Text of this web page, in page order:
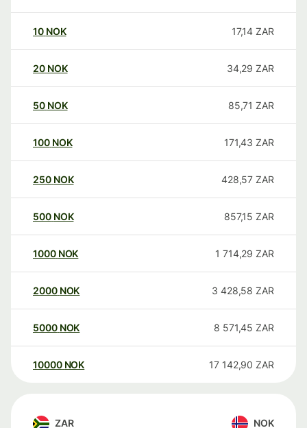
10 NOK 17,14 ZAR
20 NOK 34,29 ZAR
50 NOK 85,71 ZAR
100 NOK 171,43 ZAR
250 NOK 428,57 ZAR
500 NOK 857,15 ZAR
1000 NOK 1 714,29 ZAR
2000 NOK 3 428,58 ZAR
5000 NOK 8 571,45 ZAR
10000 NOK 17 142,90 ZAR
ZAR NOK